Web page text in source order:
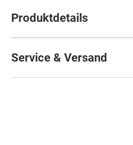
Produktdetails
Service & Versand